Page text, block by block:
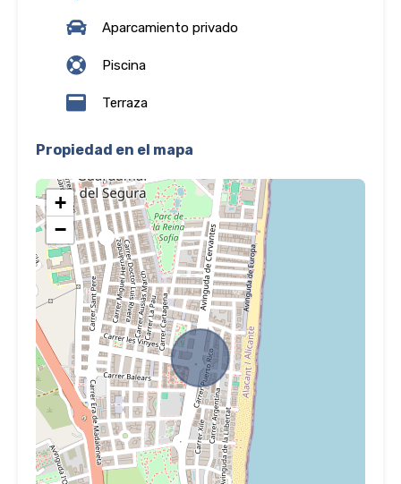
Aparcamiento privado
Piscina
Terraza
Propiedad en el mapa
+
−